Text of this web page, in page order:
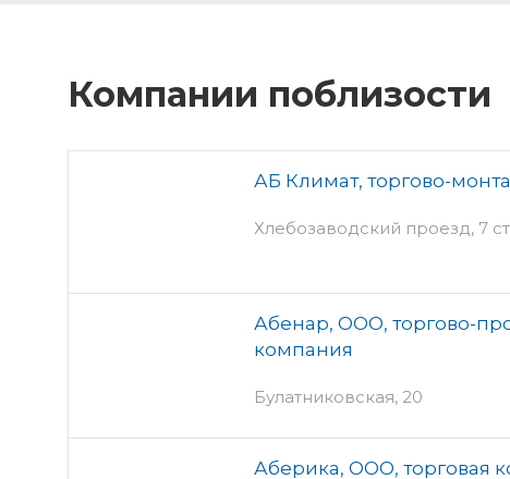
Компании поблизости
АБ Климат, торгово-
Хлебозаводский проезд, 7
Абенар, ООО, торгово-
компания
Булатниковская, 20
Аберика, ООО, торговая